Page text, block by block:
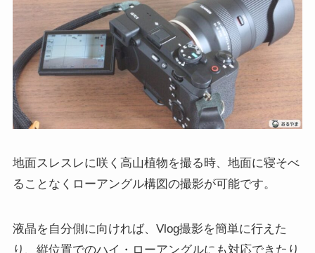
地面スレスレに咲く高山植物を撮る時、地面に寝そべ
ることなくローアングル構図の撮影が可能です。
液晶を自分側に向ければ、Vlog撮影を簡単に行えた
り、縦位置でのハイ・ローアングルにも対応できたり